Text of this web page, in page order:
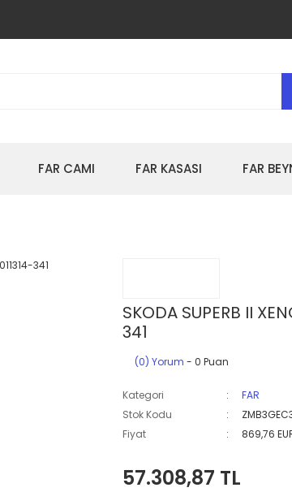
FAR CAMI FAR KASASI FAR
SKODA SUPERB II
341
(0) Yorum - 0 Puan
Kategori
FAR
Stok Kodu
Fiyat
869,76
57.308,87 TL